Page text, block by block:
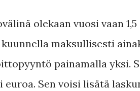
olekaan vuosi vaan 1,5
maksullisesti
painamalla yksi.
Sen voisi lisätä